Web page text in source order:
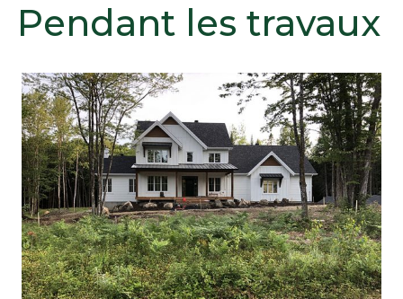
Pendant les travaux